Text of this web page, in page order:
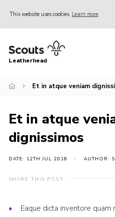
This website uses cookies Learn more
Home
Join
Events
Gallery
District Shop
Resources
Member Support
Leatherhead
Et in atque veniam
Et in atque
dignissimos
DATE: 12TH JUL 2018 AUTHOR:
SHARE THIS POST
Eaque dicta inventore quam